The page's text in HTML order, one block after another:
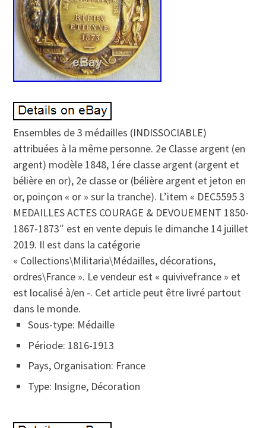
Ensembles de 3 médailles (INDISSOCIABLE)
attribuées à la même personne. 2e Classe argent (en
argent) modèle 1848, 1ére classe argent (argent et
bélière en or), 2e classe or (bélière argent et jeton en
or, poinçon « or » sur la tranche). L’item « DEC5595 3
MEDAILLES ACTES COURAGE & DEVOUEMENT 1850-
1867-1873″ est en vente depuis le dimanche 14 juillet
2019. Il est dans la catégorie
« Collections\Militaria\Médailles, décorations,
ordres\France ». Le vendeur est « quivivefrance » et
est localisé à/en -. Cet article peut être livré partout
dans le monde.
Sous-type: Médaille
Période: 1816-1913
Pays, Organisation: France
Type: Insigne, Décoration